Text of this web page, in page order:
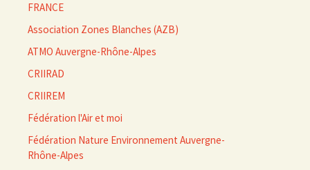
FRANCE
Association Zones Blanches (AZB)
ATMO Auvergne-Rhône-Alpes
CRIIRAD
CRIIREM
Fédération l'Air et moi
Fédération Nature Environnement Auvergne-
Rhône-Alpes